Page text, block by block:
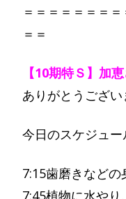
＝＝＝＝＝＝＝
＝＝
【10期特Ｓ】加
ありがとうござい
今日のスケジュー
7:15歯磨きなどの
7:45植物に水やり